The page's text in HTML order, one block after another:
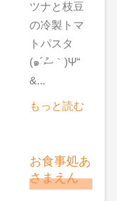
ツナと枝豆
の冷製トマ
トパスタ
(๑´ސު｀)Ψ“
&...
もっと読む
お食事処あ
さまえん